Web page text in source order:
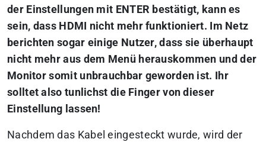
der Einstellungen mit ENTER bestätigt, kann es
sein, dass HDMI nicht mehr funktioniert. Im Netz
berichten sogar einige Nutzer, dass sie überhaupt
nicht mehr aus dem Menü herauskommen und der
Monitor somit unbrauchbar geworden ist. Ihr
solltet also tunlichst die Finger von dieser
Einstellung lassen!
Nachdem das Kabel eingesteckt wurde, wird der